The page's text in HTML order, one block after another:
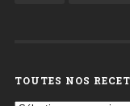
TOUTES NOS